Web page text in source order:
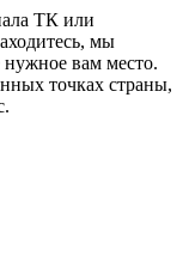
ТК или
мы
вам место.
точках страны,